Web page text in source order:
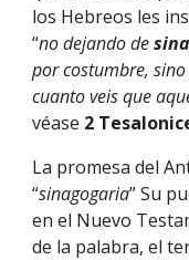
los Hebreos les
“no dejando de
por costumbre,
cuanto veis que
véase 2
La promesa del
“sinagogaria” Su
en el Nuevo
de la palabra, el